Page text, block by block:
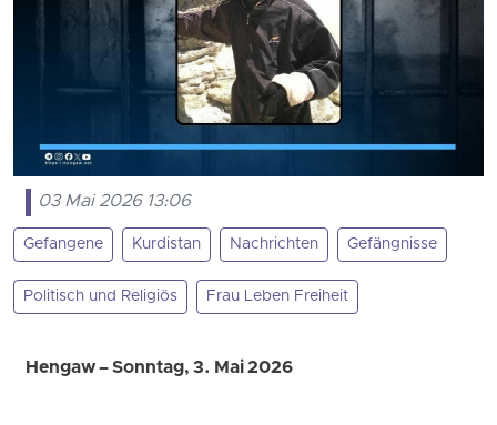
03 Mai 2026 13:06
Gefangene Kurdistan Nachrichten Gefängnisse
Politisch und Religiös Frau Leben Freiheit
Hengaw – Sonntag, 3. Mai 2026